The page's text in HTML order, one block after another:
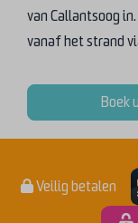
van Callantsoog
vanaf het strand
Boek
Veilig betalen